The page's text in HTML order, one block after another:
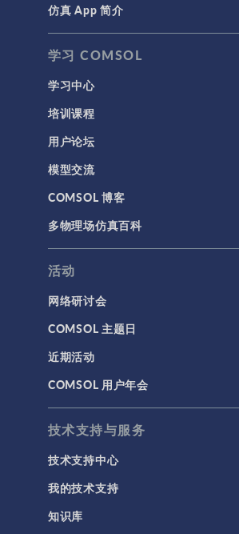
仿真 App 简介
学习 COMSOL
学习中心
培训课程
用户论坛
模型交流
COMSOL 博客
多物理场仿真百科
活动
网络研讨会
COMSOL 主题日
近期活动
COMSOL 用户年会
技术支持与服务
技术支持中心
我的技术支持
知识库